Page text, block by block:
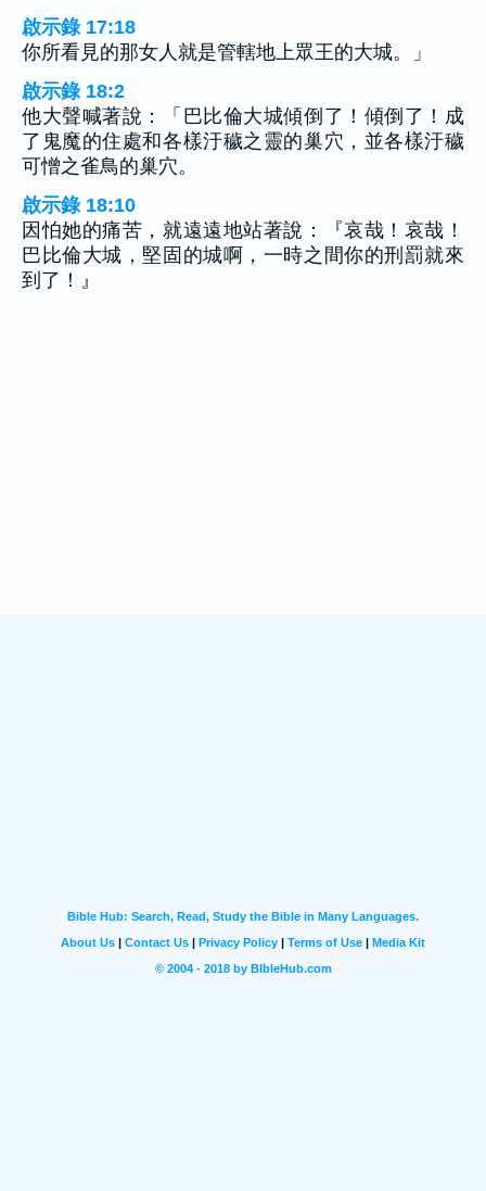
啟示錄 17:18
你所看見的那女人就是管轄地上眾王的大城。」
啟示錄 18:2
他大聲喊著說：「巴比倫大城傾倒了！傾倒了！成
了鬼魔的住處和各樣汙穢之靈的巢穴，並各樣汙穢
可憎之雀鳥的巢穴。
啟示錄 18:10
因怕她的痛苦，就遠遠地站著說：『哀哉！哀哉！
巴比倫大城，堅固的城啊，一時之間你的刑罰就來
到了！』